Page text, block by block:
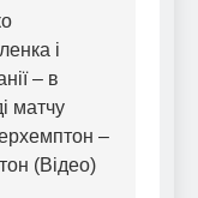
і
– в
матчу
–
(Відео)